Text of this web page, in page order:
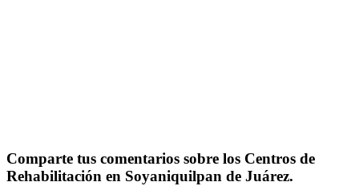
Comparte tus comentarios sobre los Centros de
Rehabilitación en Soyaniquilpan de Juárez.